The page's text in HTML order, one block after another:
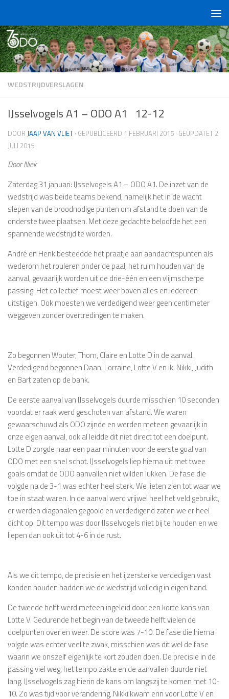
WEDSTRIJDVERSLAGEN
IJsselvogels A1 – ODO A1 12-12
DOOR JAAP VAN VLIET · GEPUBLICEERD 1 FEBRUARI 2015 · GEÜPDATET 2
JULI 2015
Door Niek
Zaterdag 31 januari: IJsselvogels A1 – ODO A1. De inzet van de
wedstrijd was beide teams bekend, namelijk het in de wacht
slepen van de broodnodige punten om afstand te doen van de
onderste twee plaatsen. Met deze gedachte beloofde het een
spannende wedstrijd te worden.
André en Henk besteedde het praatje aan aandachtspunten als
wederom het rouleren onder de paal, het ruim houden van de
aanval, gevaarlijk worden uit de drie-één en een vlijmscherpe
passing. Het collectief moest weer boven alles en iedereen
uitstijgen. Ook moesten we verdedigend weer geen centimeter
weggeven zonder overtredingen te maken.
Zo begonnen Wouter, Thom, Claire en Lotte D in de aanval.
Verdedigend begonnen Daan, Lorraine, Lotte V en ik. Nikki, Judith
en Bart zaten op de bank.
De eerste aanval van IJsselvogels duurde misschien 10 seconden
voordat er raak werd geschoten van afstand. We waren
gewaarschuwd als ODO zijnde en werden meteen gevaarlijk in
onze eigen aanval, ook al leidde dit niet direct tot een doelpunt.
Lotte D zorgde naar een paar minuten voor de eerste goal van
ODO met een snel schot. IJsselvogels liep hierna uit met twee
goals omdat de ODO aanvallen niet wilden lukken. De fase die
volgde na de 3-1 was echter heel sterk. We lieten zien tot waar we
toe in staat waren. In de aanval werd vrijwel heel het veld gebruikt,
er werden diagonalen gegooid en verdedigend zaten we er heel
dicht op. Dit tempo was door IJsselvogels niet bij te houden en we
liepen dan ook uit tot 4-6 in de rust.
Als we dit tempo, de precisie en het ijzersterke verdedigen vast
konden houden hadden we de wedstrijd volledig in eigen hand.
De tweede helft werd meteen ingeleid door een korte kans van
Lotte V. Gedurende het begin van de tweede helft vielen de
doelpunten over en weer. De score was 7-10. De fase die hierna
volgde was echter veel te zwak, misschien was dit wel de fase
waarin we onszelf eigenlijk te kort zouden doen. De precisie in de
passing viel weg, het tempo zakte en de aanvallen duurde niet
lang. IJsselvogels zag hierin de kans om langszij te komen met 10-
10. Zo was tijd voor verandering, Nikki kwam erin voor Lotte V en